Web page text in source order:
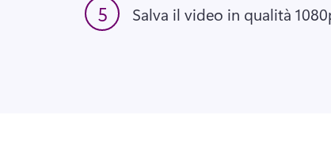
5 Salva il video in qualità